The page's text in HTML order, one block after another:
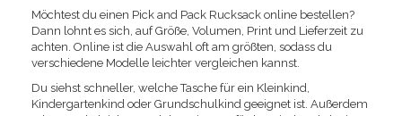
Möchtest du einen Pick and Pack Rucksack online bestellen?
Dann lohnt es sich, auf Größe, Volumen, Print und Lieferzeit zu
achten. Online ist die Auswahl oft am größten, sodass du
verschiedene Modelle leichter vergleichen kannst.
Du siehst schneller, welche Tasche für ein Kleinkind,
Kindergartenkind oder Grundschulkind geeignet ist. Außerdem